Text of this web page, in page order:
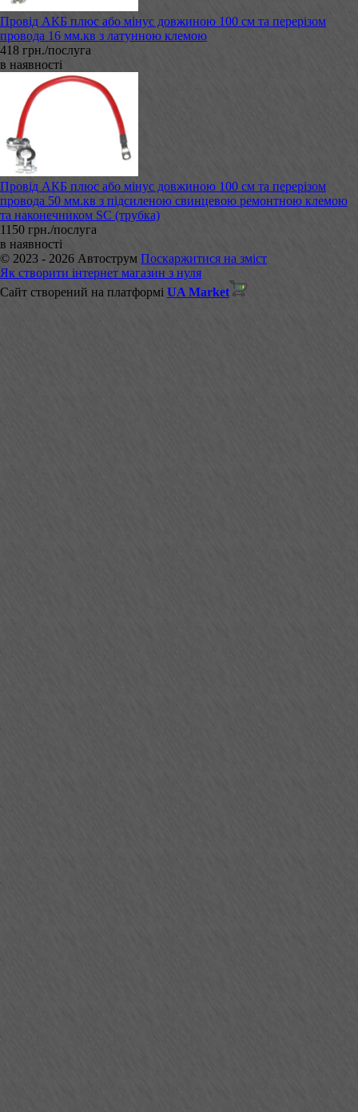
Провід АКБ плюс або мінус довжиною 100 см та перерізом
провода 16 мм.кв з латунною клемою
418 грн./послуга
в наявності
Провід АКБ плюс або мінус довжиною 100 см та перерізом
провода 50 мм.кв з підсиленою свинцевою ремонтною клемою
та наконечником SC (трубка)
1150 грн./послуга
в наявності
© 2023 - 2026 Автострум Поскаржитися на зміст
Як створити інтернет магазин з нуля
Сайт створений на платформі UA Market